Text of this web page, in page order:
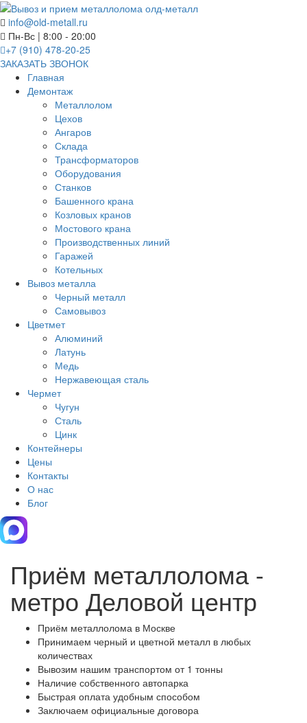
info@old-metall.ru
Пн-Вс | 8:00 - 20:00
+7 (910) 478-20-25
ЗАКАЗАТЬ ЗВОНОК
Главная
Демонтаж
Металлолом
Цехов
Ангаров
Склада
Трансформаторов
Оборудования
Станков
Башенного крана
Козловых кранов
Мостового крана
Производственных линий
Гаражей
Котельных
Вывоз металла
Черный металл
Самовывоз
Цветмет
Алюминий
Латунь
Медь
Нержавеющая сталь
Чермет
Чугун
Сталь
Цинк
Контейнеры
Цены
Контакты
О нас
Блог
Приём металлолома -
метро Деловой центр
Приём металлолома в Москве
Принимаем черный и цветной металл в любых
количествах
Вывозим нашим транспортом от 1 тонны
Наличие собственного автопарка
Быстрая оплата удобным способом
Заключаем официальные договора